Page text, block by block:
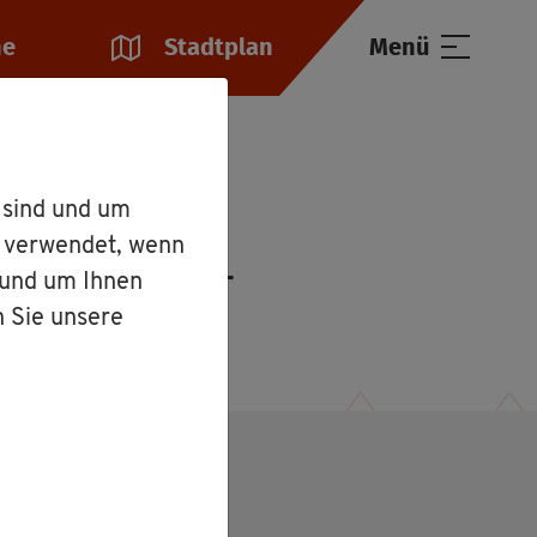
und um
wenn
um Ihnen
Sie unsere
Stadt­plan Menü